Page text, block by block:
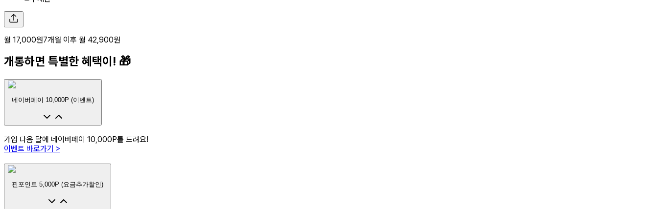
월 17,000원7개월 이후 월 42,900원
개통하면 특별한 혜택이! 🎁
네이버페이 10,000P (이벤트)
가입 다음 달에 네이버페이 10,000P를 드려요!
이벤트 바로가기 >
핀포인트 5,000P (요금추가할인)